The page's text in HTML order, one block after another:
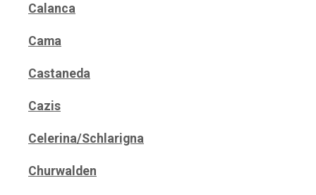
Calanca
Cama
Castaneda
Cazis
Celerina/Schlarigna
Churwalden